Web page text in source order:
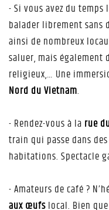
- Si vous avez du temps
balader librement sans
ainsi de nombreux
saluer, mais également
religieux,… Une
Nord du Vietnam.
- Rendez-vous à la rue
train qui passe dans
habitations. Spectacle
- Amateurs de café ?
aux œufslocal. Bien